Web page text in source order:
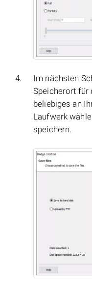
Im nächsten
Speicherort für
beliebiges an
Laufwerk
speichern.